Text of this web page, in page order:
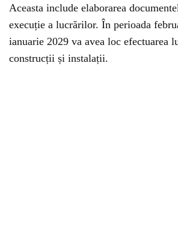
Aceasta include elaborarea
execuție a lucrărilor. În perioada
ianuarie 2029 va avea loc efectuarea
construcții și instalații.